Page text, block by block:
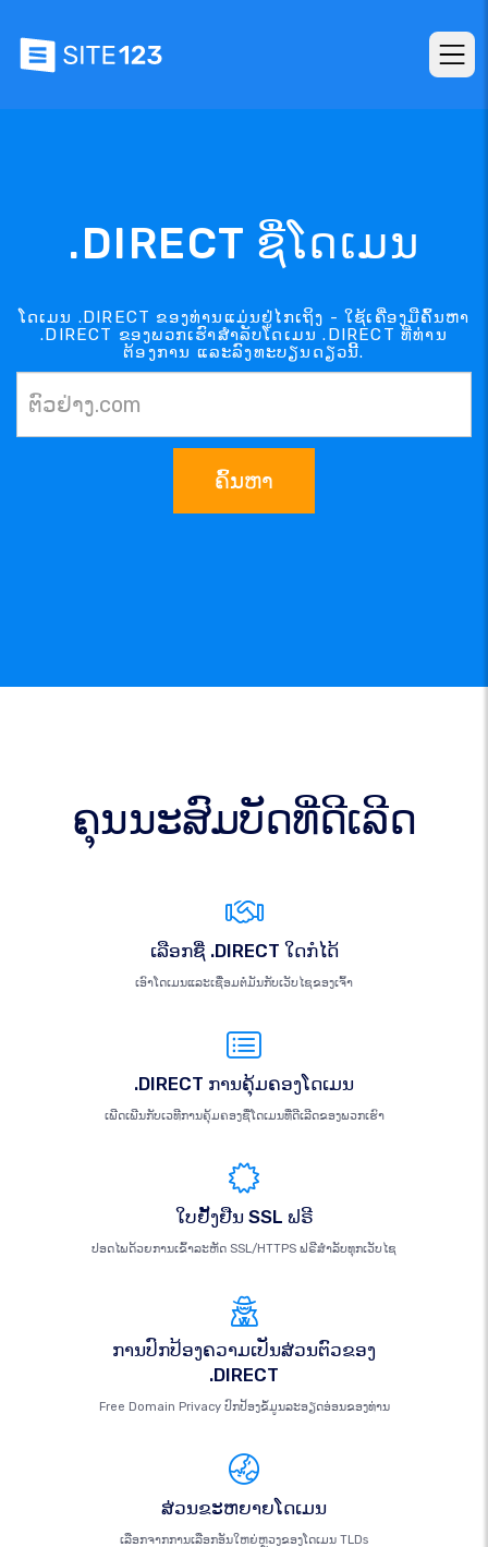
.DIRECT ຊື່ໂດເມນ
ໂດເມນ .DIRECT ຂອງທ່ານແມ່ນຢູ່ໄກເຖິງ - ໃຊ້ເຄື່ອງມືຄົ້ນຫາ
.DIRECT ຂອງພວກເຮົາສຳລັບໂດເມນ .DIRECT ທີ່ທ່ານ
ຕ້ອງການ ແລະລົງທະບຽນດຽວນີ້.
ຄົ້ນຫາ
ຄຸນນະສົມບັດທີ່ດີເລີດ
ເລືອກຊື່ .DIRECT ໃດກໍໄດ້
ເອົາໂດເມນແລະເຊື່ອມຕໍ່ມັນກັບເວັບໄຊຂອງເຈົ້າ
.DIRECT ການຄຸ້ມຄອງໂດເມນ
ເພີດເພີນກັບເວທີການຄຸ້ມຄອງຊື່ໂດເມນທີ່ດີເລີດຂອງພວກເຮົາ
ໃບຢັ້ງຢືນ SSL ຟຣີ
ປອດໄພດ້ວຍການເຂົ້າລະຫັດ SSL/HTTPS ຟຣີສຳລັບທຸກເວັບໄຊ
ການປົກປ້ອງຄວາມເປັນສ່ວນຕົວຂອງ
.DIRECT
Free Domain Privacy ປົກປ້ອງຂໍ້ມູນລະອຽດອ່ອນຂອງທ່ານ
ສ່ວນຂະຫຍາຍໂດເມນ
ເລືອກຈາກການເລືອກອັນໃຫຍ່ຫຼວງຂອງໂດເມນ TLDs